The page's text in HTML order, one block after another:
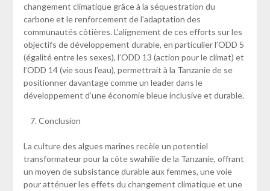
changement climatique grâce à la séquestration du
carbone et le renforcement de l’adaptation des
communautés côtières. L’alignement de ces efforts sur les
objectifs de développement durable, en particulier l’ODD 5
(égalité entre les sexes), l’ODD 13 (action pour le climat) et
l’ODD 14 (vie sous l’eau), permettrait à la Tanzanie de se
positionner davantage comme un leader dans le
développement d’une économie bleue inclusive et durable.
Conclusion
La culture des algues marines recèle un potentiel
transformateur pour la côte swahilie de la Tanzanie, offrant
un moyen de subsistance durable aux femmes, une voie
pour atténuer les effets du changement climatique et une